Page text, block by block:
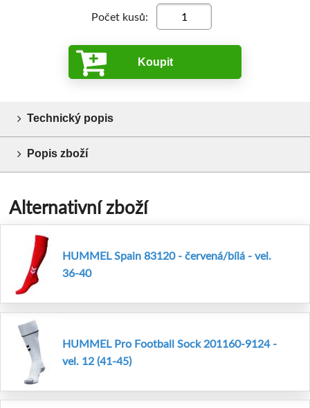
Počet kusů:
Koupit
Technický popis
Popis zboží
Alternativní zboží
HUMMEL Spain 83120 - červená/bílá - vel.
36-40
HUMMEL Pro Football Sock 201160-9124 -
vel. 12 (41-45)